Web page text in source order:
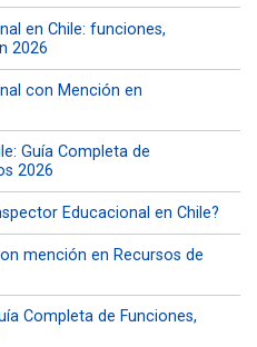
en Chile: funciones,
2026
con Mención en
Guía Completa de
2026
Educacional en Chile?
mención en Recursos de
Completa de Funciones,